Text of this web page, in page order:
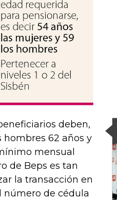
deben,
hombres 62 años y
mensual
de Beps es tan
la transacción en
número de cédula